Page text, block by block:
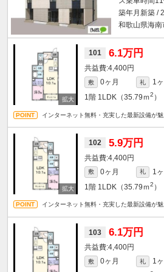
築年月新築 /
和歌山県海南
101 6.1万円
4,400円
敷 0ヶ月 礼
1
1階 1LDK（35.79ｍ2 ）
インターネット無料・充実した最新設備が魅
102 5.9万円
4,400円
敷 0ヶ月 礼
1
1階 1LDK（35.79ｍ2 ）
インターネット無料・充実した最新設備が魅
103 6.1万円
4,400円
敷 0ヶ月 礼 1